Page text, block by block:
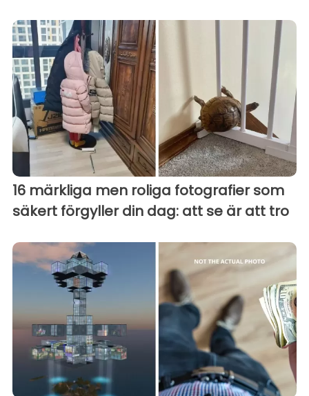
16 märkliga men roliga fotografier som
säkert förgyller din dag: att se är att tro